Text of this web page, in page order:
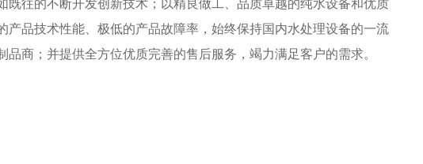
既往的不断开发创新技术；以精良做工、品质卓越的纯水设备和优质
产品技术性能、极低的产品故障率，始终保持国内水处理设备的一流
品商；并提供全方位优质完善的售后服务，竭力满足客户的需求。